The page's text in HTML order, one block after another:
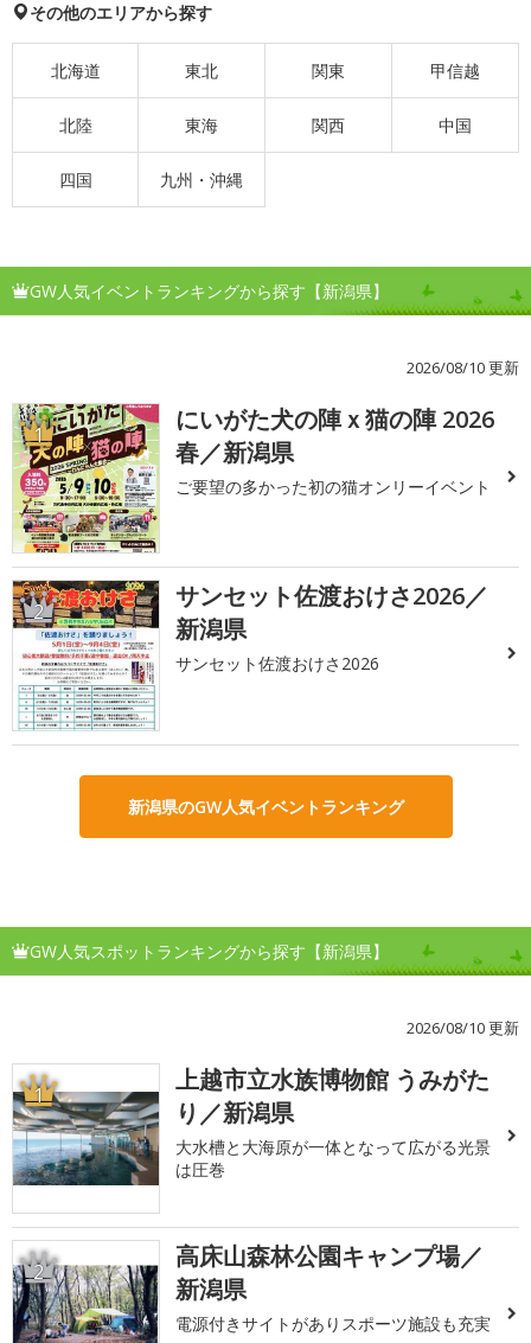
その他のエリアから探す
北海道 東北 関東 甲信越
北陸 東海 関西 中国
四国 九州・沖縄
GW人気イベントランキングから探す【新潟県】
2026/08/10 更新
1
にいがた犬の陣ｘ猫の陣 2026
春／新潟県
ご要望の多かった初の猫オンリーイベント
2
サンセット佐渡おけさ2026／
新潟県
サンセット佐渡おけさ2026
新潟県のGW人気イベントランキング
GW人気スポットランキングから探す【新潟県】
2026/08/10 更新
1
上越市立水族博物館 うみがた
り／新潟県
大水槽と大海原が一体となって広がる光景
は圧巻
2
高床山森林公園キャンプ場／
新潟県
電源付きサイトがありスポーツ施設も充実